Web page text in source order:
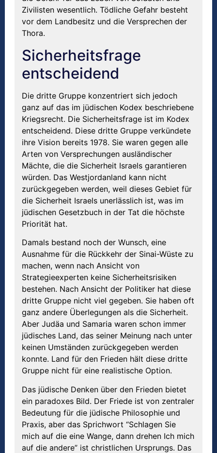
Zivilisten wesentlich. Tödliche Gefahr besteht
vor dem Landbesitz und die Versprechen der
Thora.
Sicherheitsfrage
entscheidend
Die dritte Gruppe konzentriert sich jedoch
ganz auf das im jüdischen Kodex beschriebene
Kriegsrecht. Die Sicherheitsfrage ist im Kodex
entscheidend. Diese dritte Gruppe verkündete
ihre Vision bereits 1978. Sie waren gegen alle
Arten von Versprechungen ausländischer
Mächte, die die Sicherheit Israels garantieren
würden. Das Westjordanland kann nicht
zurückgegeben werden, weil dieses Gebiet für
die Sicherheit Israels unerlässlich ist, was im
jüdischen Gesetzbuch in der Tat die höchste
Priorität hat.
Damals bestand noch der Wunsch, eine
Ausnahme für die Rückkehr der Sinai-Wüste zu
machen, wenn nach Ansicht von
Strategieexperten keine Sicherheitsrisiken
bestehen. Nach Ansicht der Politiker hat diese
dritte Gruppe nicht viel gegeben. Sie haben oft
ganz andere Überlegungen als die Sicherheit.
Aber Judäa und Samaria waren schon immer
jüdisches Land, das seiner Meinung nach unter
keinen Umständen zurückgegeben werden
konnte. Land für den Frieden hält diese dritte
Gruppe nicht für eine realistische Option.
Das jüdische Denken über den Frieden bietet
ein paradoxes Bild. Der Friede ist von zentraler
Bedeutung für die jüdische Philosophie und
Praxis, aber das Sprichwort “Schlagen Sie
mich auf die eine Wange, dann drehen Ich mich
auf die andere” ist christlichen Ursprungs. Das